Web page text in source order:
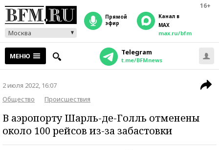
16+
Москва
прямой
эфир
Канал в
MAX
max.ru/bfm
МЕНЮ Telegram
t.me/BFMnews
2 июля 2022, 16:07
Общество
Происшествия
В аэропорту Шарль-де-Голль отменены
около 100 рейсов из-за забастовки